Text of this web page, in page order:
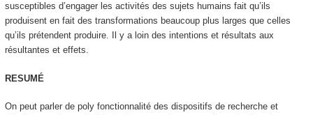
susceptibles d’engager les activités des sujets humains fait qu’ils
produisent en fait des transformations beaucoup plus larges que celles
qu’ils prétendent produire. Il y a loin des intentions et résultats aux
résultantes et effets.
RESUMÉ
On peut parler de poly fonctionnalité des dispositifs de recherche et